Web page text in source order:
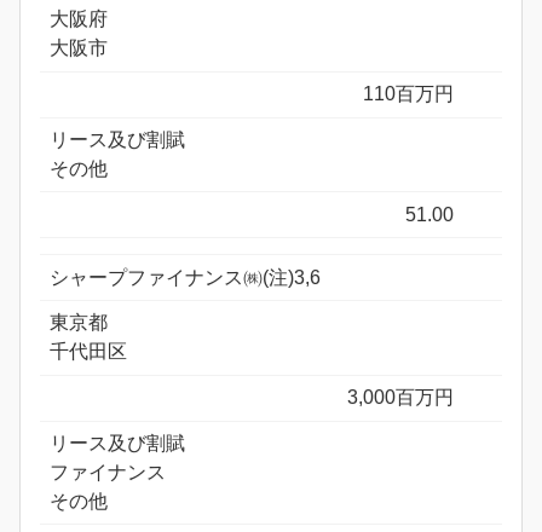
大阪府
大阪市
110百万円
リース及び割賦
その他
51.00
シャープファイナンス㈱(注)3,6
東京都
千代田区
3,000百万円
リース及び割賦
ファイナンス
その他